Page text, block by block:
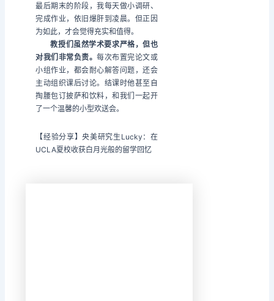
最后期末的阶段，我每天做小调研、
完成作业，依旧爆肝到凌晨。但正因
为如此，才会觉得充实和值得。
教授们虽然学术要求严格，但也
对我们非常负责。每次布置完论文或
小组作业，都会耐心解答问题，还会
主动组织课后讨论。结课时他甚至自
掏腰包订披萨和饮料，和我们一起开
了一个温馨的小型欢送会。
【经验分享】央美研究生Lucky：在
UCLA夏校收获白月光般的留学回忆